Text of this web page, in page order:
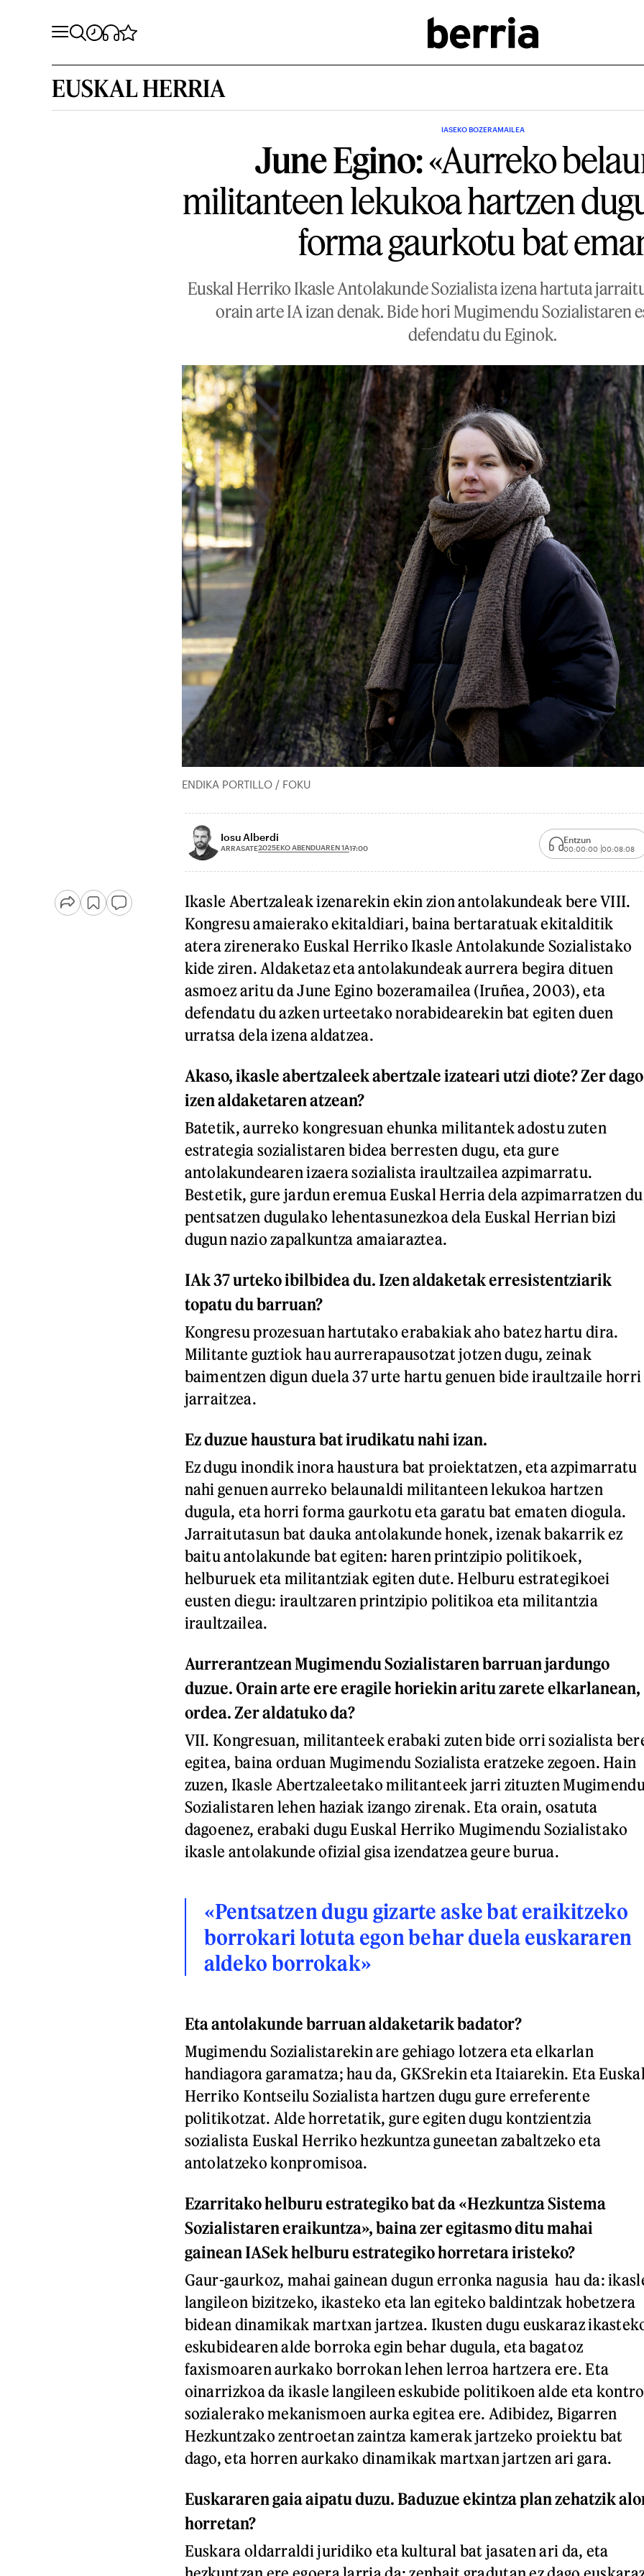
EUSKAL HERRIA
IASEKO BOZERAMAILEA
June Egino:«Aurreko
militanteen lekukoa hartzen
forma gaurkotu bat
Euskal Herriko Ikasle Antolakunde Sozialista izena hartuta
orain arte IA izan denak. Bide hori Mugimendu Sozialistaren
defendatu du Eginok.
ENDIKA PORTILLO / FOKU
Iosu Alberdi
ARRASATE2025EKO ABENDUAREN 1A17:00
Entzun
00:00:00 00:08:08
Ikasle Abertzaleak izenarekin ekin zion antolakundeak bere VIII.
Kongresu amaierako ekitaldiari, baina bertaratuak ekitalditik
atera zirenerako Euskal Herriko Ikasle Antolakunde Sozialistako
kide ziren. Aldaketaz eta antolakundeak aurrera begira dituen
asmoez aritu da June Egino bozeramailea (Iruñea, 2003), eta
defendatu du azken urteetako norabidearekin bat egiten duen
urratsa dela izena aldatzea.
Akaso, ikasle abertzaleek abertzale izateari utzi diote? Zer dago
izen aldaketaren atzean?
Batetik, aurreko kongresuan ehunka militantek adostu zuten
estrategia sozialistaren bidea berresten dugu, eta gure
antolakundearen izaera sozialista iraultzailea azpimarratu.
Bestetik, gure jardun eremua Euskal Herria dela azpimarratzen
pentsatzen dugulako lehentasunezkoa dela Euskal Herrian bizi
dugun nazio zapalkuntza amaiaraztea.
IAk 37 urteko ibilbidea du. Izen aldaketak erresistentziarik
topatu du barruan?
Kongresu prozesuan hartutako erabakiak aho batez hartu dira.
Militante guztiok hau aurrerapausotzat jotzen dugu, zeinak
baimentzen digun duela 37 urte hartu genuen bide iraultzaile horri
jarraitzea.
Ez duzue haustura bat irudikatu nahi izan.
Ez dugu inondik inora haustura bat proiektatzen, eta azpimarratu
nahi genuen aurreko belaunaldi militanteen lekukoa hartzen
dugula, eta horri forma gaurkotu eta garatu bat ematen diogula.
Jarraitutasun bat dauka antolakunde honek, izenak bakarrik ez
baitu antolakunde bat egiten: haren printzipio politikoek,
helburuek eta militantziak egiten dute. Helburu estrategikoei
eusten diegu: iraultzaren printzipio politikoa eta militantzia
iraultzailea.
Aurrerantzean Mugimendu Sozialistaren barruan jardungo
duzue. Orain arte ere eragile horiekin aritu zarete elkarlanean,
ordea. Zer aldatuko da?
VII. Kongresuan, militanteek erabaki zuten bide orri sozialista
egitea, baina orduan Mugimendu Sozialista eratzeke zegoen. Hain
zuzen, Ikasle Abertzaleetako militanteek jarri zituzten
Sozialistaren lehen haziak izango zirenak. Eta orain, osatuta
dagoenez, erabaki dugu Euskal Herriko Mugimendu Sozialistako
ikasle antolakunde ofizial gisa izendatzea geure burua.
«Pentsatzen dugu gizarte aske bat eraikitzeko
borrokari lotuta egon behar duela euskararen
aldeko borrokak»
Eta antolakunde barruan aldaketarik badator?
Mugimendu Sozialistarekin are gehiago lotzera eta elkarlan
handiagora garamatza; hau da, GKSrekin eta Itaiarekin. Eta
Herriko Kontseilu Sozialista hartzen dugu gure erreferente
politikotzat. Alde horretatik, gure egiten dugu kontzientzia
sozialista Euskal Herriko hezkuntza guneetan zabaltzeko eta
antolatzeko konpromisoa.
Ezarritako helburu estrategiko bat da «Hezkuntza Sistema
Sozialistaren eraikuntza», baina zer egitasmo ditu mahai
gainean IASek helburu estrategiko horretara iristeko?
Gaur-gaurkoz, mahai gainean dugun erronka nagusia hau da:
langileon bizitzeko, ikasteko eta lan egiteko baldintzak hobetzera
bidean dinamikak martxan jartzea. Ikusten dugu euskaraz
eskubidearen alde borroka egin behar dugula, eta bagatoz
faxismoaren aurkako borrokan lehen lerroa hartzera ere. Eta
oinarrizkoa da ikasle langileen eskubide politikoen alde eta
sozialerako mekanismoen aurka egitea ere. Adibidez, Bigarren
Hezkuntzako zentroetan zaintza kamerak jartzeko proiektu bat
dago, eta horren aurkako dinamikak martxan jartzen ari gara.
Euskararen gaia aipatu duzu. Baduzue ekintza plan zehatzik
horretan?
Euskara oldarraldi juridiko eta kultural bat jasaten ari da, eta
hezkuntzan ere egoera larria da: zenbait gradutan ez dago